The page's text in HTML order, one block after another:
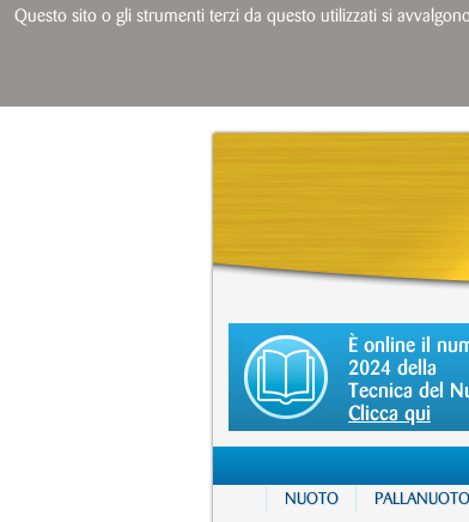
È online il
2024 della
Tecnica del
Clicca qui
NUOTO PALLANUOTO
Questo sito o gli strumenti terzi da questo utilizzati si